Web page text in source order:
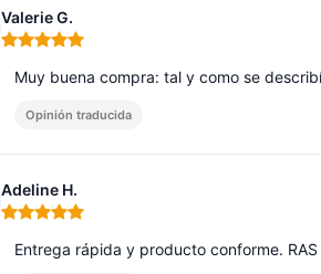
Valerie G.
Nota: 5 de 5
Muy buena compra: tal y como se
Opinión traducida
Adeline H.
Nota: 5 de 5
Entrega rápida y producto conforme. RAS